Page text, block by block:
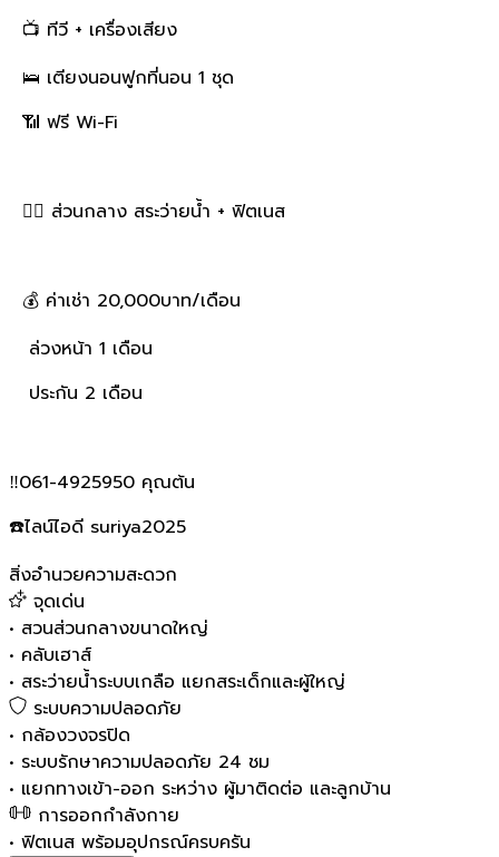
📺 ทีวี + เครื่องเสียง
🛌 เตียงนอนฟูกที่นอน 1 ชุด
📶 ฟรี Wi-Fi
🏊‍♂️ ส่วนกลาง สระว่ายน้ำ + ฟิตเนส
💰 ค่าเช่า 20,000บาท/เดือน
ล่วงหน้า 1 เดือน
ประกัน 2 เดือน
‼️061-4925950 คุณต้น
☎️ไลน์ไอดี suriya2025
สิ่งอำนวยความสะดวก
จุดเด่น
• สวนส่วนกลางขนาดใหญ่
• คลับเฮาส์
• สระว่ายน้ำระบบเกลือ แยกสระเด็กและผู้ใหญ่
ระบบความปลอดภัย
• กล้องวงจรปิด
• ระบบรักษาความปลอดภัย 24 ชม
• แยกทางเข้า-ออก ระหว่าง ผู้มาติดต่อ และลูกบ้าน
การออกกำลังกาย
• ฟิตเนส พร้อมอุปกรณ์ครบครัน